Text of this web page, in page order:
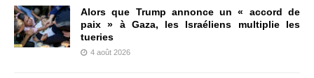
Alors que Trump annonce un « accord de
paix » à Gaza, les Israéliens multiplie les
tueries
4 août 2026